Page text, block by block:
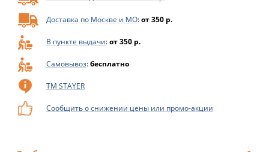
Доставка по Москве и МО:от 350 р.
В пункте выдачи:от 350 р.
Самовывоз:бесплатно
ТМ STAYER
Сообщить о снижении цены или промо-акции